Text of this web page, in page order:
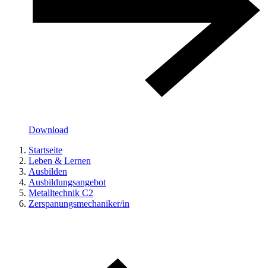
Download
Startseite
Leben & Lernen
Ausbilden
Ausbildungsangebot
Metalltechnik C2
Zerspanungsmechaniker/in